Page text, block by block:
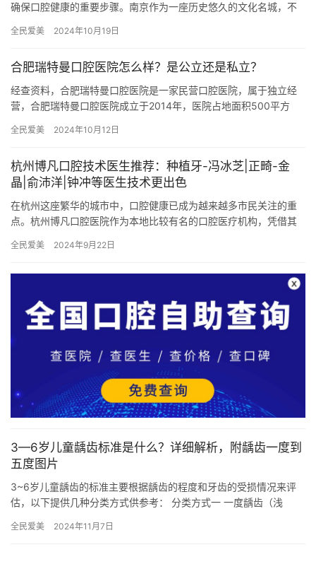
确保口腔健康的重要步骤。南京作为一座历史悠久的文化名城，不
细介绍…
全民爱美 2024年10月19日
合肥瑞特曼口腔医院怎么样？是公立还是私立？
经查资料，合肥瑞特曼口腔医院是一家民营口腔医院，属于独立经
营，合肥瑞特曼口腔医院成立于2014年，医院占地面积500平方
牙、…
全民爱美 2024年10月12日
杭州博凡口腔技术医生推荐：种植牙-冯冰芝|正畸-金
晶|俞沛洋|钟冲等医生技术更出色
在杭州这座繁华的城市中，口腔健康已成为越来越多市民关注的重
点。杭州博凡口腔医院作为本地比较有名的口腔医疗机构，凭借其
信赖与…
全民爱美 2024年9月22日
3—6岁儿童龋齿标准是什么？详细解析，附龋齿一度到
五度图片
3~6岁儿童龋齿的标准主要根据龋齿的程度和牙齿的受损情况来评
估，以下提供几种分类方式供参考： 分类方式一 一度龋齿（浅
能会…
全民爱美 2024年11月7日